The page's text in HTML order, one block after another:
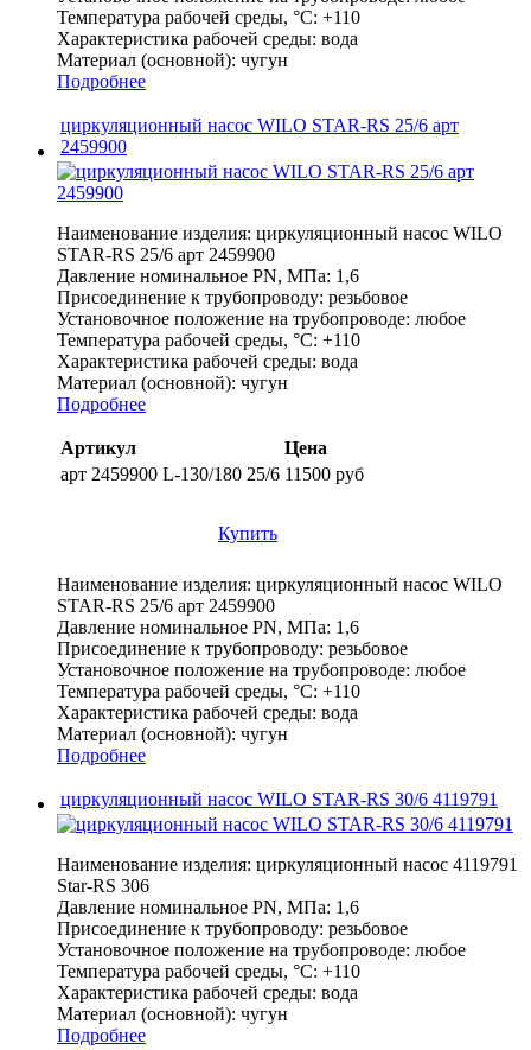
Температура рабочей среды, °С: +110
Характеристика рабочей среды: вода
Материал (основной): чугун
Подробнее
циркуляционный насос WILO STAR-RS 25/6 арт
2459900
Наименование изделия: циркуляционный насос WILO
STAR-RS 25/6 арт 2459900
Давление номинальное PN, МПа: 1,6
Присоединение к трубопроводу: резьбовое
Установочное положение на трубопроводе: любое
Температура рабочей среды, °С: +110
Характеристика рабочей среды: вода
Материал (основной): чугун
Подробнее
Артикул
Цена
арт 2459900 L-130/180 25/6 11500 руб
Купить
Наименование изделия: циркуляционный насос WILO
STAR-RS 25/6 арт 2459900
Давление номинальное PN, МПа: 1,6
Присоединение к трубопроводу: резьбовое
Установочное положение на трубопроводе: любое
Температура рабочей среды, °С: +110
Характеристика рабочей среды: вода
Материал (основной): чугун
Подробнее
циркуляционный насос WILO STAR-RS 30/6 4119791
Наименование изделия: циркуляционный насос 4119791
Star-RS 306
Давление номинальное PN, МПа: 1,6
Присоединение к трубопроводу: резьбовое
Установочное положение на трубопроводе: любое
Температура рабочей среды, °С: +110
Характеристика рабочей среды: вода
Материал (основной): чугун
Подробнее